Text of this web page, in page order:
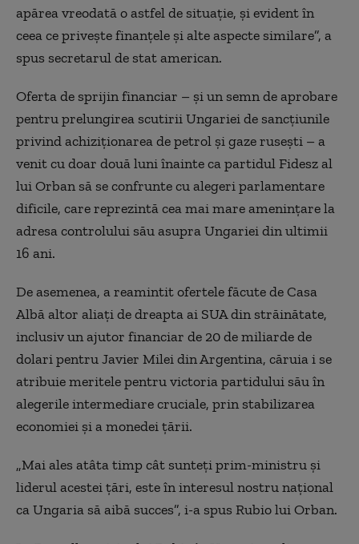
apărea vreodată o astfel de situație, și evident în
ceea ce privește finanțele și alte aspecte similare”, a
spus secretarul de stat american.
Oferta de sprijin financiar – și un semn de aprobare
pentru prelungirea scutirii Ungariei de sancțiunile
privind achiziționarea de petrol și gaze rusești – a
venit cu doar două luni înainte ca partidul Fidesz al
lui Orban să se confrunte cu alegeri parlamentare
dificile, care reprezintă cea mai mare amenințare la
adresa controlului său asupra Ungariei din ultimii
16 ani.
De asemenea, a reamintit ofertele făcute de Casa
Albă altor aliați de dreapta ai SUA din străinătate,
inclusiv un ajutor financiar de 20 de miliarde de
dolari pentru Javier Milei din Argentina, căruia i se
atribuie meritele pentru victoria partidului său în
alegerile intermediare cruciale, prin stabilizarea
economiei și a monedei țării.
„Mai ales atâta timp cât sunteți prim-ministru și
liderul acestei țări, este în interesul nostru național
ca Ungaria să aibă succes”, i-a spus Rubio lui Orban.